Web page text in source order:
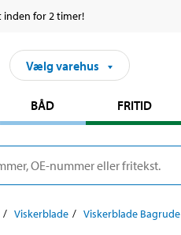
inden for 2 timer!
Vælg varehus
BÅD FRITID
Viskerblade Viskerblade Bagrude